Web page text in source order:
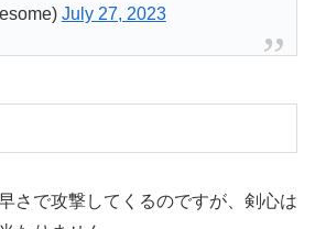
July 27, 2023
さで攻撃してくるのですが、剣心は